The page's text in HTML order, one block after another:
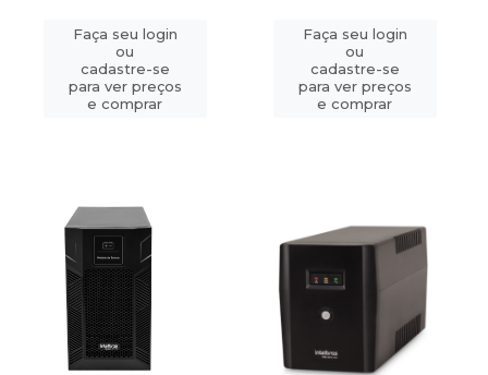
Faça seu login
ou
cadastre-se
para ver preços
e comprar
Faça seu login
ou
cadastre-se
para ver preços
e comprar